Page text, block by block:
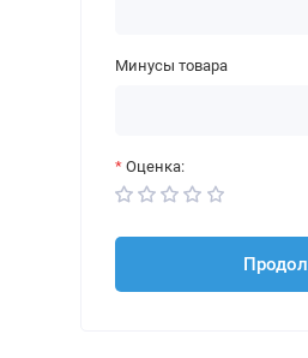
Минусы товара
Оценка: